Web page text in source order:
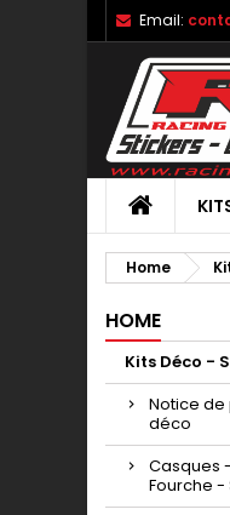
Email:
Home
HOME
Kits Déco -
Notice de
déco
Casques
Fourche -